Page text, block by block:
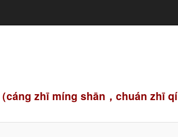
（cáng zhī míng shān，chuán zhī qí